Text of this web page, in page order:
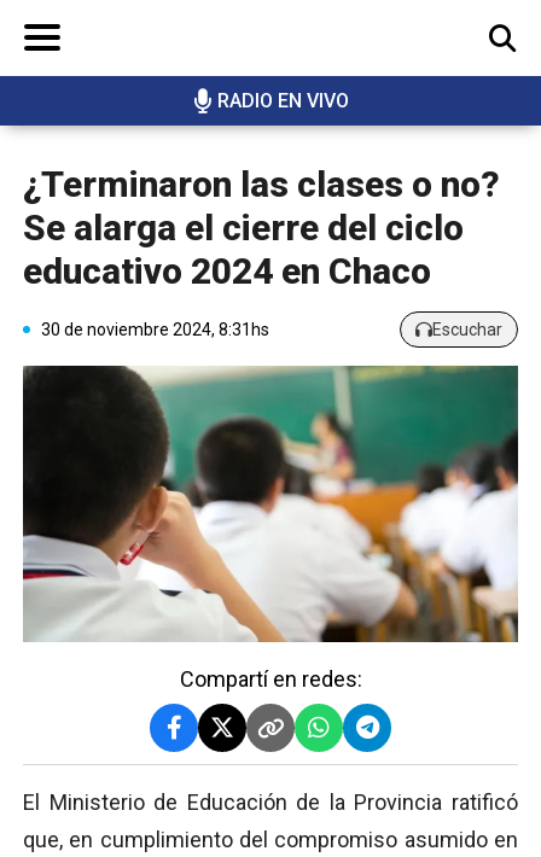
RADIO EN VIVO
BUSCAR
¿Terminaron las clases o no?
Se alarga el cierre del ciclo
educativo 2024 en Chaco
30 de noviembre 2024, 8:31hs Escuchar
Compartí en redes:
El Ministerio de Educación de la Provincia ratificó
que, en cumplimiento del compromiso asumido en